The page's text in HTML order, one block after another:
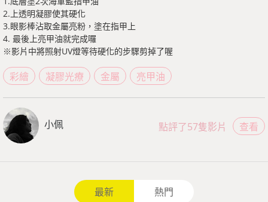
2.上透明凝膠使其硬化
3.眼影棒沾取金屬亮粉，塗在指甲上
4. 最後上亮甲油就完成囉
※影片中將照射UV燈等待硬化的步驟剪掉了喔
彩繪 凝膠光療 金屬 亮甲油
小佩 查看
點評了57隻影片
最新 熱門